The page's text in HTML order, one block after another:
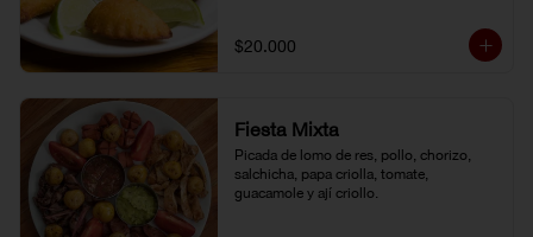
$20.000
Fiesta Mixta
Picada de lomo de res, pollo, chorizo,
salchicha, papa criolla, tomate,
guacamole y ají criollo.